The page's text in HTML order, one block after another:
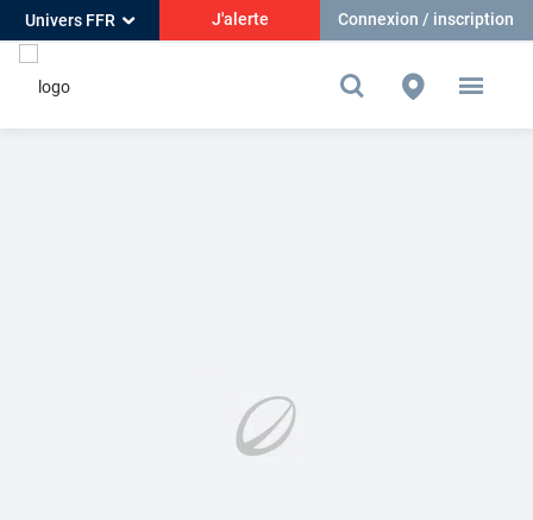
Univers FFR J'alerte Connexion / inscription